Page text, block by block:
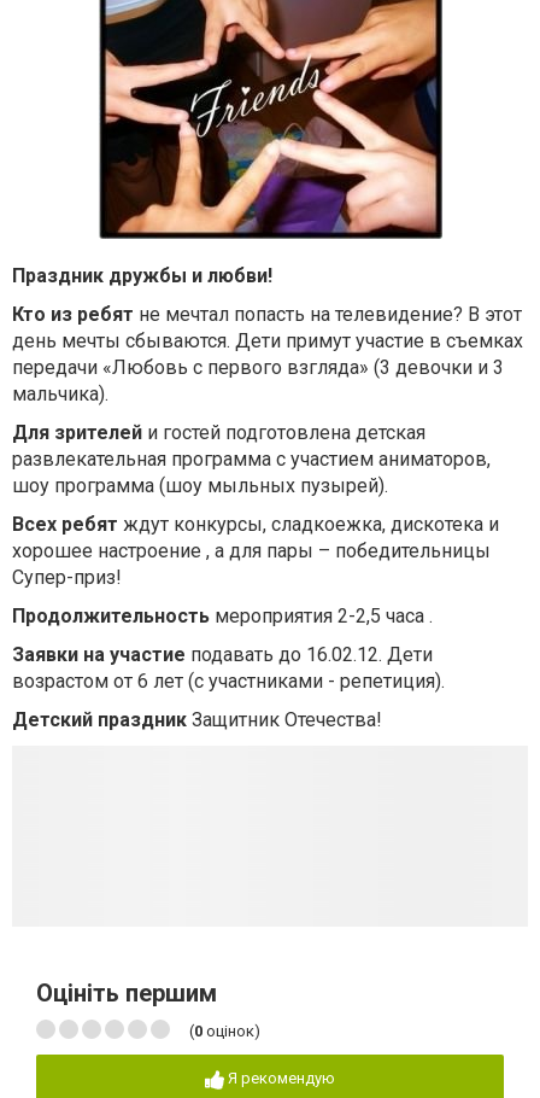
Праздник дружбы и любви!
Кто из ребят не мечтал попасть на телевидение? В этот
день мечты сбываются. Дети примут участие в съемках
передачи «Любовь с первого взгляда» (3 девочки и 3
мальчика).
Для зрителей и гостей подготовлена детская
развлекательная программа с участием аниматоров,
шоу программа (шоу мыльных пузырей).
Всех ребят ждут конкурсы, сладкоежка, дискотека и
хорошее настроение , а для пары – победительницы
Супер-приз!
Продолжительность мероприятия 2-2,5 часа .
Заявки на участие подавать до 16.02.12. Дети
возрастом от 6 лет (с участниками - репетиция).
Детский праздник Защитник Отечества!
Оцініть першим
(0 оцінок)
Я рекомендую